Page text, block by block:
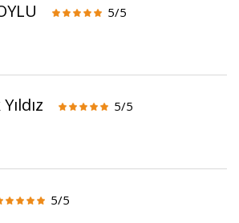
5/5
5/5
5/5
Zeytinyağı (5lt, Soğuk